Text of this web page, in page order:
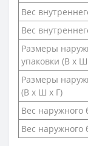
Вес
Вес
Размеры
упаковки (В х Ш
Размеры
(В х Ш х Г)
Вес наружного
Вес наружного